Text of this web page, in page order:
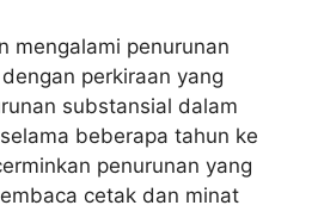
mengalami penurunan
perkiraan yang
substansial dalam
beberapa tahun ke
penurunan yang
cetak dan minat